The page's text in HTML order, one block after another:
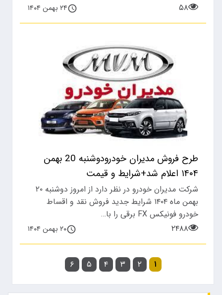
۵۸
۲۴ بهمن ۱۴۰۴
طرح فروش مدیران خودرودوشنبه 20 بهمن
۱۴۰۴ اعلام شد+شرایط و قیمت
شرکت مدیران خودرو در نظر دارد از امروز دوشنبه ۲۰
بهمن ماه ۱۴۰۴ شرایط جدید فروش نقد و اقساط
خودرو فونیکس FX برقی را با…
۲۴۸۸
۲۰ بهمن ۱۴۰۴
۱ ۲ ۳ ۴ ۵ ۶